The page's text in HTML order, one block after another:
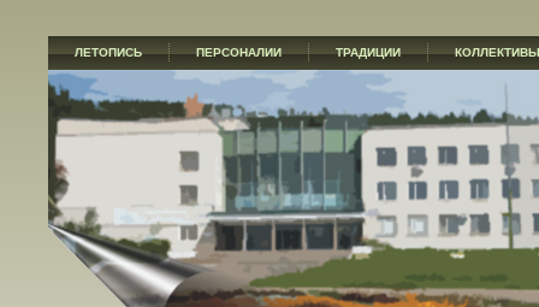
ЛЕТОПИСЬ ПЕРСОНАЛИИ ТРАДИЦИИ КОЛЛЕКТИВЫ